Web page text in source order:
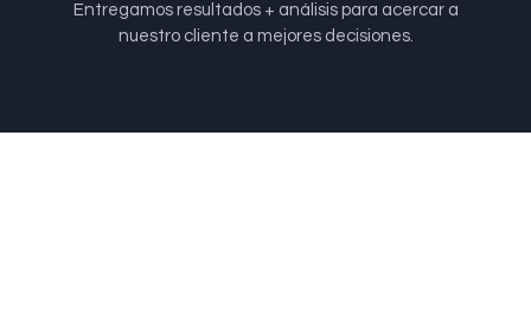
Entregamos resultados + análisis para acercar a
nuestro cliente a mejores decisiones.